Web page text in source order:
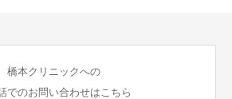
橋本クリニックへの
でのお問い合わせはこちら